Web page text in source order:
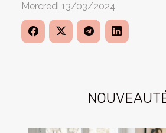
Mercredi 13/03/2024